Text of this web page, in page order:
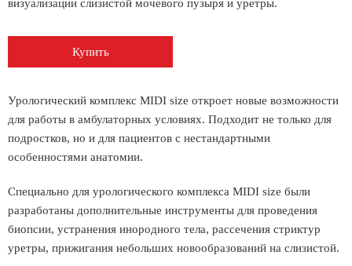
визуализации слизистой мочевого пузыря и уретры.
Купить
Урологический комплекс MIDI size откроет новые возможности
для работы в амбулаторных условиях. Подходит не только для
подростков, но и для пациентов с нестандартными
особенностями анатомии.
Специально для урологического комплекса MIDI size были
разработаны дополнительные инструменты для проведения
биопсии, устранения инородного тела, рассечения стриктур
уретры, прижигания небольших новообразований на слизистой.